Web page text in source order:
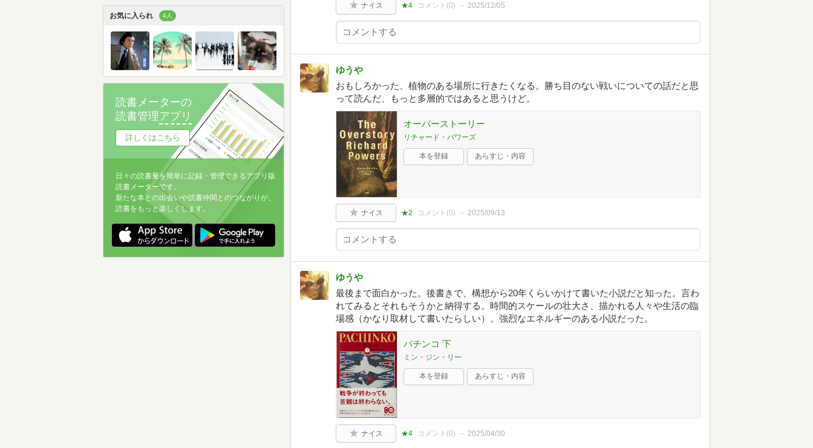
ナイス ★4 コメント(0) 2025/12/05
ゆうや
おもしろかった、植物のある場所に行きたくなる。勝ち目のない戦いについての話だと思
って読んだ、もっと多層的ではあると思うけど。
オーバーストーリー
リチャード・パワーズ
本を登録 あらすじ・内容
ナイス ★2 コメント(0) 2025/09/13
ゆうや
最後まで面白かった。後書きで、構想から20年くらいかけて書いた小説だと知った。言わ
れてみるとそれもそうかと納得する。時間的スケールの壮大さ、描かれる人々や生活の臨
場感（かなり取材して書いたらしい）。強烈なエネルギーのある小説だった。
パチンコ 下
ミン・ジン・リー
本を登録 あらすじ・内容
ナイス ★4 コメント(0) 2025/04/30
お気に入られ 4人
読書メーターの
読書管理アプリ
詳しくはこちら
日々の読書量を簡単に記録・管理できるアプリ版
読書メーターです。
新たな本との出会いや読書仲間とのつながりが、
読書をもっと楽しくします。